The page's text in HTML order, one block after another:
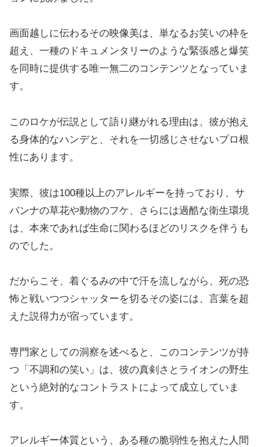
画面越しに伝わるその映像美は、単なるお笑いの枠を
超え、一種のドキュメンタリーのような緊張感と爆笑
を同時に提供する唯一無二のコンテンツとなっていま
す。
このロケが伝説として語り継がれる理由は、彼が抱え
る身体的なハンデと、それを一切感じさせないプロ根
性にあります。
実際、彼は100種以上のアレルギーを持っており、サ
バンナの草花や動物のフケ、さらには過酷な衛生環境
は、本来であれば生命に関わるほどのリスクを伴うも
のでした。
だからこそ、着ぐるみの中で汗を流しながら、死の恐
怖と戦いつつシャッターを切るその姿には、言葉を超
えた説得力が宿っています。
専門家としての洞察を述べると、このコンテンツが持
つ「不調和の笑い」は、彼の真剣さとライオンの野生
という絶対的なコントラストによって成立していま
す。
アレルギー体質という、ある種の脆弱性を抱えた人間